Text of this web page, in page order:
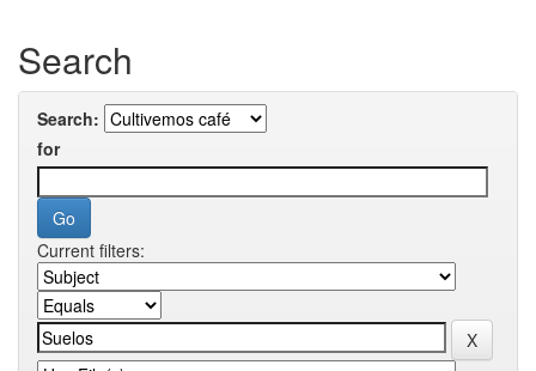
Search
Search:
for
Current filters: